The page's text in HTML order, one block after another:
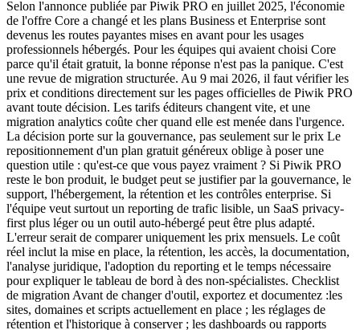
Selon l'annonce publiée par Piwik PRO en juillet 2025, l'économie
de l'offre Core a changé et les plans Business et Enterprise sont
devenus les routes payantes mises en avant pour les usages
professionnels hébergés. Pour les équipes qui avaient choisi Core
parce qu'il était gratuit, la bonne réponse n'est pas la panique. C'est
une revue de migration structurée. Au 9 mai 2026, il faut vérifier les
prix et conditions directement sur les pages officielles de Piwik PRO
avant toute décision. Les tarifs éditeurs changent vite, et une
migration analytics coûte cher quand elle est menée dans l'urgence.
La décision porte sur la gouvernance, pas seulement sur le prix Le
repositionnement d'un plan gratuit généreux oblige à poser une
question utile : qu'est-ce que vous payez vraiment ? Si Piwik PRO
reste le bon produit, le budget peut se justifier par la gouvernance, le
support, l'hébergement, la rétention et les contrôles enterprise. Si
l'équipe veut surtout un reporting de trafic lisible, un SaaS privacy-
first plus léger ou un outil auto-hébergé peut être plus adapté.
L'erreur serait de comparer uniquement les prix mensuels. Le coût
réel inclut la mise en place, la rétention, les accès, la documentation,
l'analyse juridique, l'adoption du reporting et le temps nécessaire
pour expliquer le tableau de bord à des non-spécialistes. Checklist
de migration Avant de changer d'outil, exportez et documentez :les
sites, domaines et scripts actuellement en place ; les réglages de
rétention et l'historique à conserver ; les dashboards ou rapports